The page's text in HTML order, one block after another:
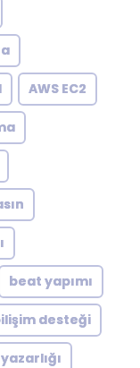
AWS EC2
beat yapımı
desteği